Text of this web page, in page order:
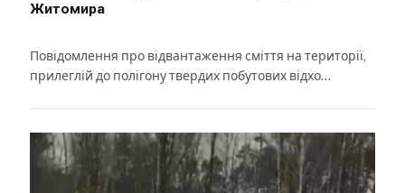
Житомира
Повідомлення про відвантаження сміття на території,
прилеглій до полігону твердих побутових відхо…